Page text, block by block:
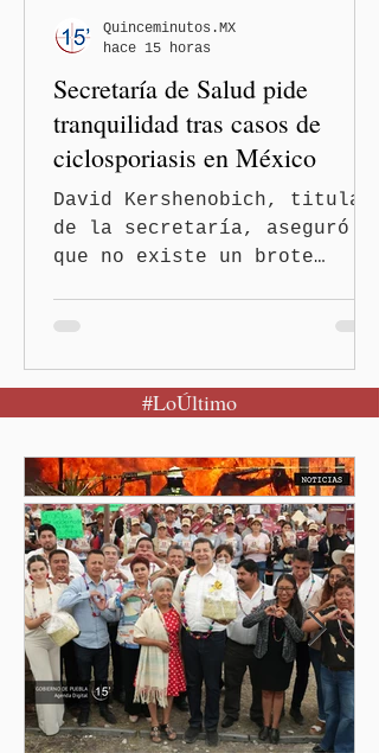
Secretaría de Salud pide
tranquilidad tras casos de
ciclosporiasis en México
David Kershenobich, titular
de la secretaría, aseguró
que no existe un brote
secretario de Salud
federal, David Kershenobich
exista un brote activo de
ciclosporiasis en México,
luego del incremento de
casos registrado en Estados
Unidos. Durante la
conferencia matutina en
Palacio Nacional, el
funcionario informó que en
el país únicamente se han
confirmado 33 casos de esta
enferme
Quinceminutos.MX
hace 15 horas
#LoÚltimo